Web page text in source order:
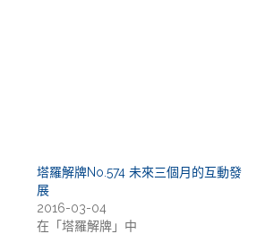
塔羅解牌No.574 未來三個月的互動發
展
2016-03-04
在「塔羅解牌」中